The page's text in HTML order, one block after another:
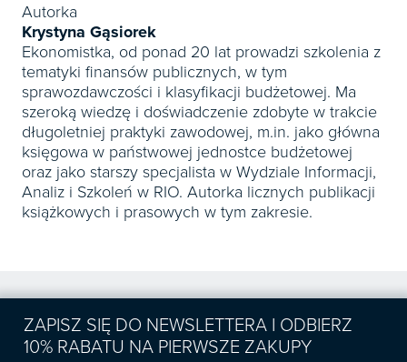
Autorka
Krystyna Gąsiorek
Ekonomistka, od ponad 20 lat prowadzi szkolenia z
tematyki finansów publicznych, w tym
sprawozdawczości i klasyfikacji budżetowej. Ma
szeroką wiedzę i doświadczenie zdobyte w trakcie
długoletniej praktyki zawodowej, m.in. jako główna
księgowa w państwowej jednostce budżetowej
oraz jako starszy specjalista w Wydziale Informacji,
Analiz i Szkoleń w RIO. Autorka licznych publikacji
książkowych i prasowych w tym zakresie.
ZAPISZ SIĘ DO NEWSLETTERA I ODBIERZ
10% RABATU NA PIERWSZE ZAKUPY